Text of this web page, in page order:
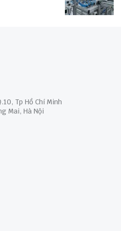
Tp Hồ Chí Minh
Mai, Hà Nội